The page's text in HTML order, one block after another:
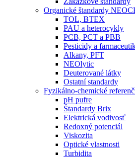
Organické štandardy
TOL, BTEX
PAU a heterocykly
PCB, PCT a PBB
Pesticidy a
Alkany, PFT
NEOlytic
Deuterované látky
Ostatní standardy
Fyzikálno-chemické
pH pufre
Štandardy Brix
Elektrická vodivosť
Redoxný potenciál
Viskozita
Optické vlastnosti
Turbidita